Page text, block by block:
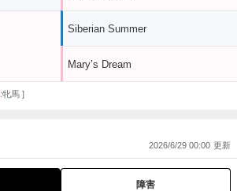
Siberian Summer
Mary’s Dream
:牝馬 ]
2026/6/29 00:00
障害